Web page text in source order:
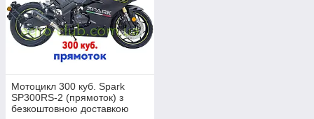
Мотоцикл 300 куб. Spark
SP300RS-2 (прямоток) з
безкоштовною доставкою